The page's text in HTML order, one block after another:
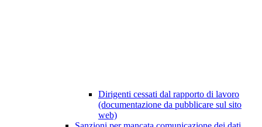
Dirigenti cessati dal rapporto di lavoro
(documentazione da pubblicare sul sito
web)